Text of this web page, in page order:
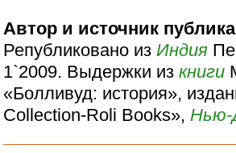
Автор и источник
Републиковано изИндия
1`2009. Выдержки изкниги
«Болливуд: история»,
Colleсtion-Roli Books»,Нью-